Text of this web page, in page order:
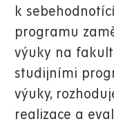
k
programu
výuky na
studijními
výuky,
realizace a